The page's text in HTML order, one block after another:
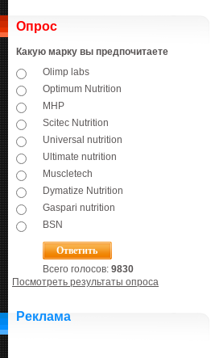
Опрос
Какую марку вы предпочитаете
Olimp labs
Optimum Nutrition
MHP
Scitec Nutrition
Universal nutrition
Ultimate nutrition
Muscletech
Dymatize Nutrition
Gaspari nutrition
BSN
Всего голосов: 9830
Посмотреть результаты опроса
Реклама